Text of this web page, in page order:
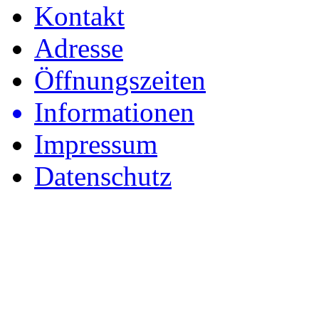
Kontakt
Adresse
Öffnungszeiten
Informationen
Impressum
Datenschutz